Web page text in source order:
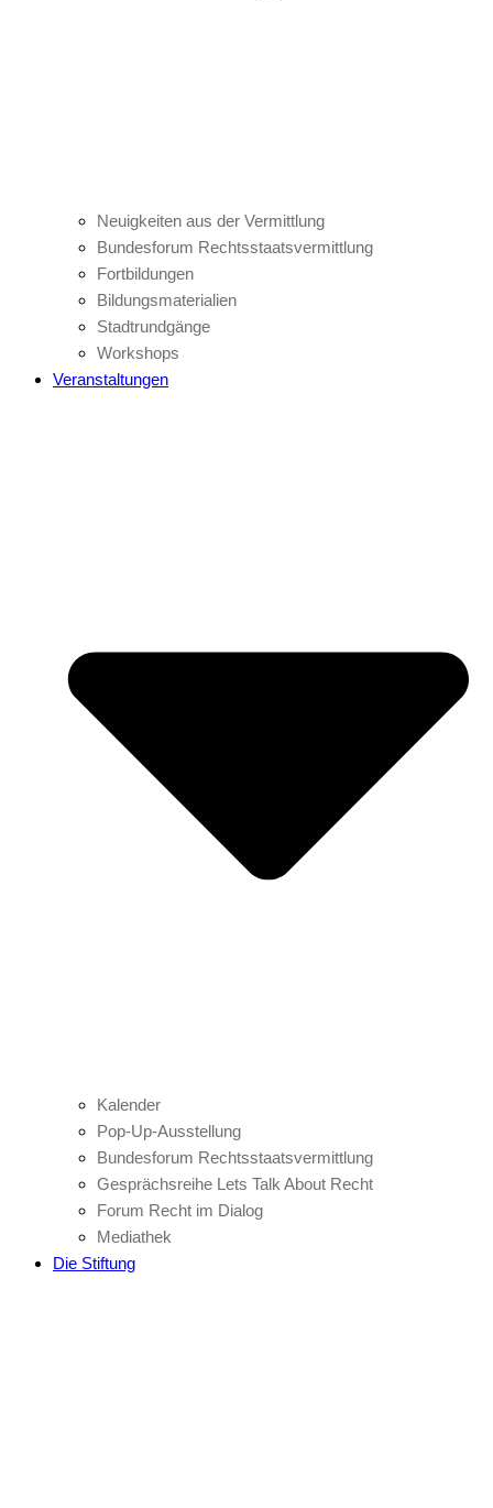
Neuigkeiten aus der Vermittlung
Bundesforum Rechtsstaatsvermittlung
Fortbildungen
Bildungsmaterialien
Stadtrundgänge
Workshops
Veranstaltungen
Kalender
Pop-Up-Ausstellung
Bundesforum Rechtsstaatsvermittlung
Gesprächsreihe Lets Talk About Recht
Forum Recht im Dialog
Mediathek
Die Stiftung